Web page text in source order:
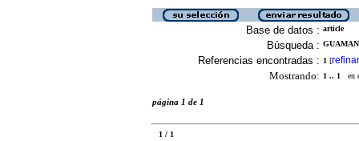
Base de datos : article
Búsqueda :
Referencias encontradas : 1 [refinar
Mostrando: 1 .. 1 en
página 1 de 1
1 / 1